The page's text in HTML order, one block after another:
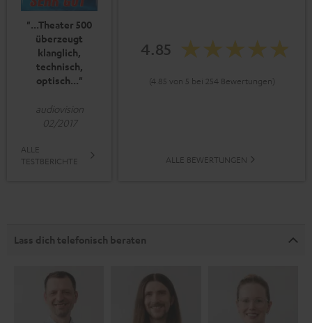
"...Theater 500
überzeugt
klanglich,
technisch,
optisch..."
audiovision
02/2017
ALLE
TESTBERICHTE
4.85
(4.85 von 5 bei 254 Bewertungen)
ALLE BEWERTUNGEN
Lass dich telefonisch beraten